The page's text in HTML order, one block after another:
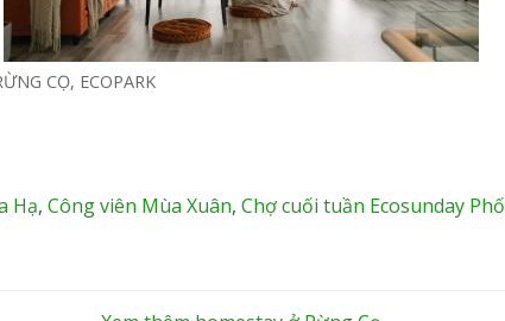
CỌ, ECOPARK
Hạ, Công viên Mùa Xuân, Chợ cuối tuần Ecosunday